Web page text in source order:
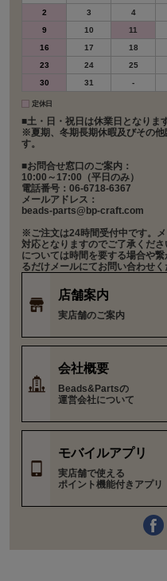
2
3 4
9
10 11
16
17 18
23
24 25
30
31 -
定休日
■土・日・祝日は休業日となります
※夏期、冬期長期休暇及びその
す。
■お問合せ窓口のご案内：
10:00～17:00（平日のみ）
電話番号：06-6718-6367
メールアドレス：
beads-parts@bp-craft.com
※ご注文は24時間受付中です。
対応となりますのでご了承くだ
については時間を要する場合や
るだけメールにてお問い合わせく
店舗案内
実店舗のご案内
会社概要
Beads&Partsの
運営会社について
モバイルアプリ
実店舗で使える
ポイント機能付きアプリ